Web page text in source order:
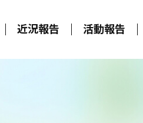
近況報告 活動報告